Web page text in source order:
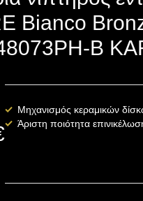
Bianco
B
Μηχανισμός κεραμικών
Άριστη ποιότητα